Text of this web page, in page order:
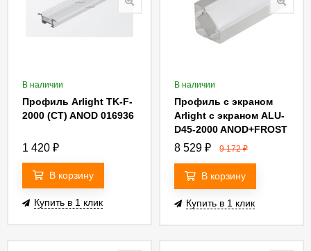
В наличии
Профиль Arlight TK-F-
2000 (CT) ANOD 016936
1 420 ₽
В корзину
Купить в 1 клик
В наличии
Профиль с экраном
Arlight с экраном ALU-
D45-2000 ANOD+FROST
018252
8 529 ₽ 9 172₽
В корзину
Купить в 1 клик